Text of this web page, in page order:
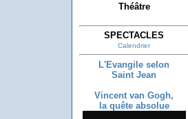
Théâtre
SPECTACLES
Calendrier
L'Evangile selon
Saint Jean
Vincent van Gogh,
la quête absolue